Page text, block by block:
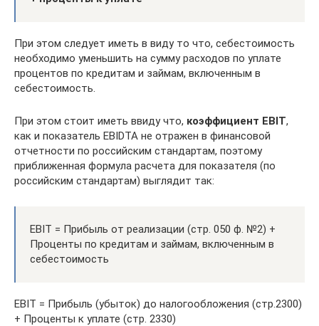
При этом следует иметь в виду то что, себестоимость
необходимо уменьшить на сумму расходов по уплате
процентов по кредитам и займам, включенным в
себестоимость.
При этом стоит иметь ввиду что, коэффициент EBIT,
как и показатель EBIDTA не отражен в финансовой
отчетности по российским стандартам, поэтому
приближенная формула расчета для показателя (по
российским стандартам) выглядит так:
EBIT = Прибыль от реализации (стр. 050 ф. №2) +
Проценты по кредитам и займам, включенным в
себестоимость
EBIT = Прибыль (убыток) до налогообложения (стр.2300)
+ Проценты к уплате (стр. 2330)